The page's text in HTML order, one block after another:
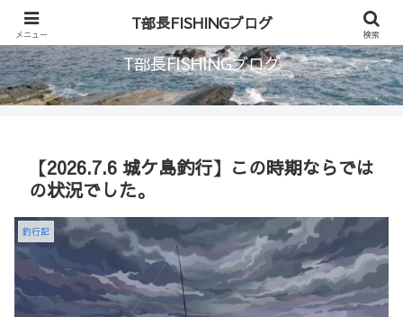
首都圏に住む釣り人のブログ
T部長FISHINGブログ
【2026.7.6 城ケ島釣行】この時期ならでは
の状況でした。
釣行記
メニュー
T部長FISHINGブログ
検索